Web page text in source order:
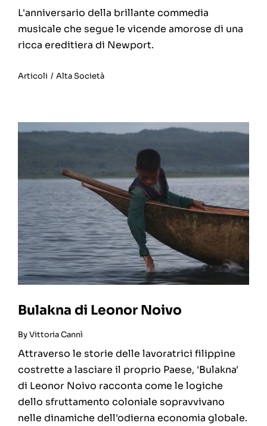
L'anniversario della brillante commedia
musicale che segue le vicende amorose di una
ricca ereditiera di Newport.
Articoli / Alta Società
Bulakna di Leonor Noivo
ByVittoria Cannì
Attraverso le storie delle lavoratrici filippine
costrette a lasciare il proprio Paese, 'Bulakna'
di Leonor Noivo racconta come le logiche
dello sfruttamento coloniale sopravvivano
nelle dinamiche dell'odierna economia globale.